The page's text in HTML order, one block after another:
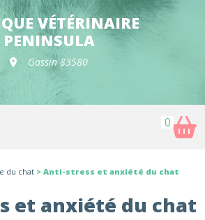
de croquettes vétérinaire
VÉTÉRINAIRE
PENINSULA
Gassin 83580
0
du chat > Anti-stress et anxiété du chat
et anxiété du chat